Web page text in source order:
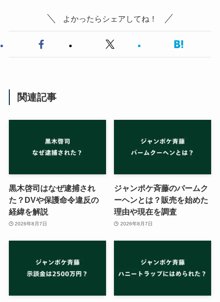
よかったらシェアしてね！
関連記事
黒木啓司はなぜ逮捕され
た？DVや保護命令違反の
経緯を解説
2026年8月7日
ジャンポケ斉藤のバームク
ーヘンとは？販売を始めた
理由や現在を調査
2026年8月7日